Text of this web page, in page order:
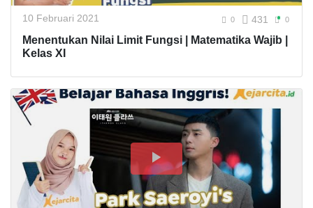
10 Februari 2021 0 431 0
Menentukan Nilai Limit Fungsi | Matematika Wajib |
Kelas XI